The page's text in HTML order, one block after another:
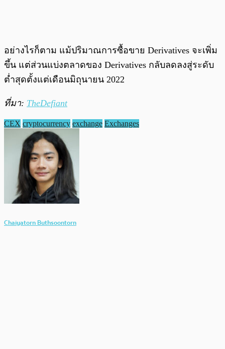
อย่างไรก็ตาม แม้ปริมาณการซื้อขาย Derivatives จะเพิ่ม
ขึ้น แต่ส่วนแบ่งตลาดของ Derivatives กลับลดลงสู่ระดับ
ต่ำสุดตั้งแต่เดือนมิถุนายน 2022
ที่มา: TheDefiant
CEX cryptocurrency exchange Exchanges
Chaiyatorn Buthsoontorn